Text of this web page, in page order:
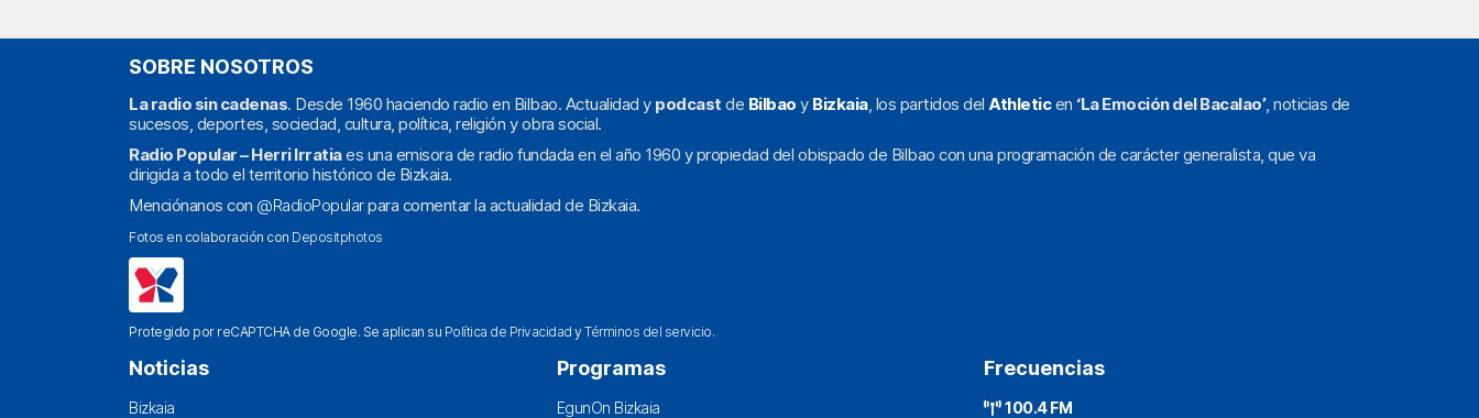
SOBRE NOSOTROS
La radio sin cadenas. Desde 1960 haciendo radio en Bilbao. Actualidad y podcast de Bilbao y Bizkaia, los partidos del Athleticen ‘La Emoción del Bacalao’, noticias de
sucesos, deportes, sociedad, cultura, política, religión y obra social.
Radio Popular – Herri Irratiaes una emisora de radio fundada en el año 1960 y propiedad del obispado de Bilbao con una programación de carácter generalista, que va
dirigida a todo el territorio histórico de Bizkaia.
Menciónanos con @RadioPopularpara comentar la actualidad de Bizkaia.
Fotos en colaboración con Depositphotos
Protegido por reCAPTCHA de Google. Se aplican su Política de Privacidad yTérminos del servicio.
Noticias
Bizkaia
Programas
EgunOn Bizkaia
Frecuencias
100.4 FM